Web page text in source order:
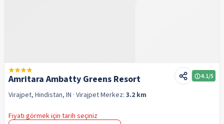
Amritara Ambatty Greens Resort 4.1/5
Virajpet, Hindistan, IN · VirajpetMerkez: 3.2 km
Fiyatı görmek için tarih seçiniz